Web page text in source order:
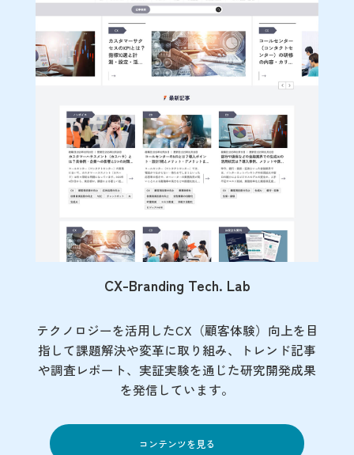
CX-Branding Tech. Lab
テクノロジーを活用したCX（顧客体験）向上を目
指して課題解決や変革に取り組み、トレンド記事
や調査レポート、実証実験を通じた研究開発成果
を発信しています。
コンテンツを見る